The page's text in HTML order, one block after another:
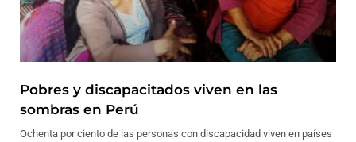
Pobres y discapacitados viven en las
sombras en Perú
Ochenta por ciento de las personas con discapacidad viven en países